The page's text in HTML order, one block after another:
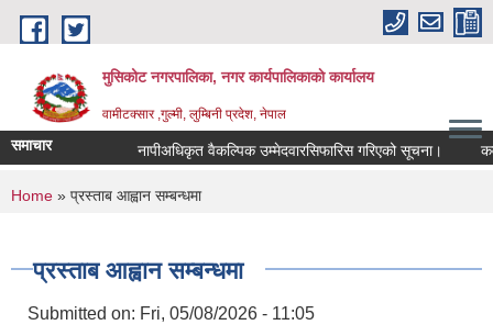
Skip to main content
मुसिकोट नगरपालिका, नगर कार्यपालिकाकाे कार्यालय
वामीटक्सार ,गुल्मी, लुम्बिनी प्रदेश, नेपाल
समाचार नापीअधिकृत वैकल्पिक उम्मेदवारसिफारिस गरिएको सूचना।
You are here
Home » प्रस्ताब आह्वान सम्बन्धमा
प्रस्ताब आह्वान सम्बन्धमा
Submitted on: Fri, 05/08/2026 - 11:05